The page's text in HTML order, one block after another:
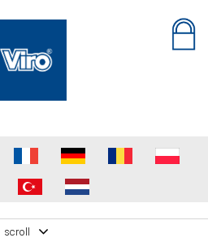
scroll